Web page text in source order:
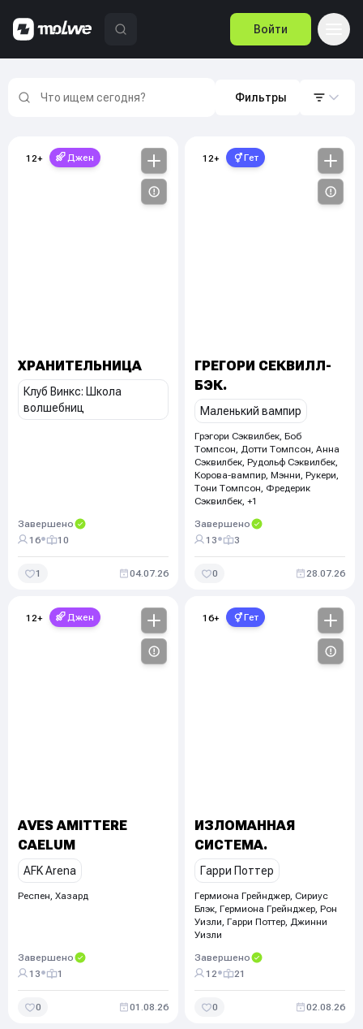
Войти
Фильтры
12+ Джен
ХРАНИТЕЛЬНИЦА
Клуб Винкс: Школа
волшебниц
Завершено
16• 10
1 04.07.26
12+ Гет
ГРЕГОРИ СЕКВИЛЛ-
БЭК.
Маленький вампир
Грэгори Сэквилбек, Боб
Томпсон, Дотти Томпсон, Анна
Сэквилбек, Рудольф Сэквилбек,
Корова-вампир, Мэнни, Рукери,
Тони Томпсон, Фредерик
Сэквилбек, +1
Завершено
13• 3
0 28.07.26
12+ Джен
AVES AMITTERE
CAELUM
AFK Arena
Респен, Хазард
Завершено
13• 1
0 01.08.26
16+ Гет
ИЗЛОМАННАЯ
СИСТЕМА.
Гарри Поттер
Гермиона Грейнджер, Сириус
Блэк, Гермиона Грейнджер, Рон
Уизли, Гарри Поттер, Джинни
Уизли
Завершено
12• 21
0 02.08.26